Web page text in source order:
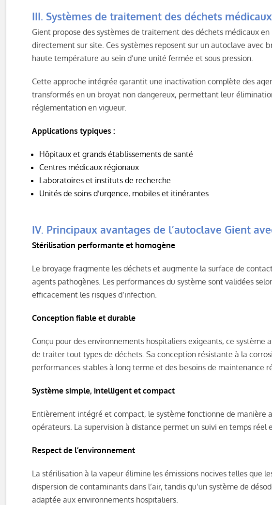
III. Systèmes de traitement des déchets
Gient propose des systèmes de traitement des déchets médicaux
directement sur site. Ces systèmes reposent sur un autoclave
haute température au sein d’une unité fermée et sous pression.
Cette approche intégrée garantit une inactivation complète des
transformés en un broyat non dangereux, permettant leur
réglementation en vigueur.
Applications typiques :
Hôpitaux et grands établissements de santé
Centres médicaux régionaux
Laboratoires et instituts de recherche
Unités de soins d’urgence, mobiles et itinérantes
IV. Principaux avantages de l’autoclave Gient
Stérilisation performante et homogène
Le broyage fragmente les déchets et augmente la surface de
agents pathogènes. Les performances du système sont validées
efficacement les risques d’infection.
Conception fiable et durable
Conçu pour des environnements hospitaliers exigeants, ce
de traiter tout types de déchets. Sa conception résistante à la
performances stables à long terme et des besoins de maintenance
Système simple, intelligent et compact
Entièrement intégré et compact, le système fonctionne de
opérateurs. La supervision à distance permet un suivi en temps réel
Respect de l’environnement
La stérilisation à la vapeur élimine les émissions nocives telles que
dispersion de contaminants dans l’air, tandis qu’un système de
adaptée aux environnements hospitaliers.